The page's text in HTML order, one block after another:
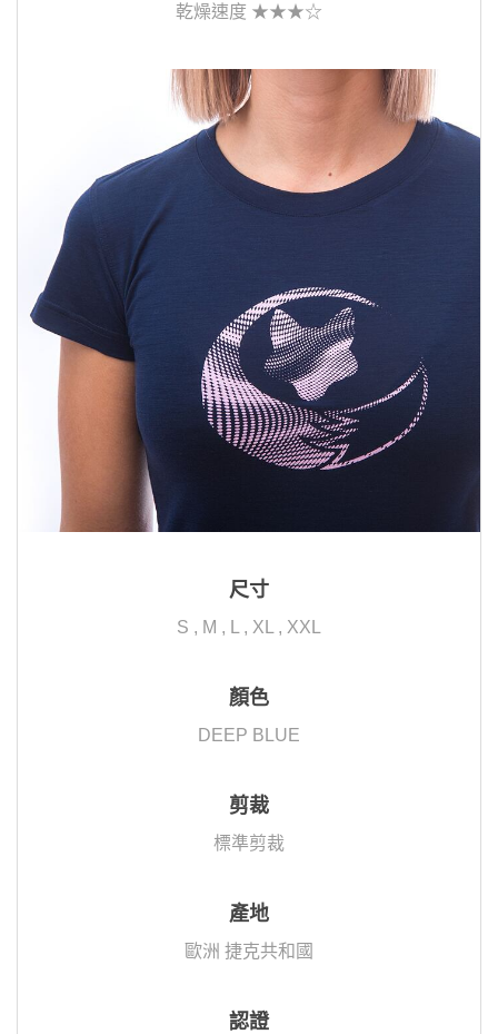
乾燥速度 ★★★☆
尺寸
S , M , L , XL , XXL
顏色
DEEP BLUE
剪裁
標準剪裁
產地
歐洲 捷克共和國
認證